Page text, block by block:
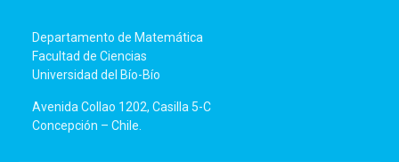
Departamento de Matemática
Facultad de Ciencias
Universidad del Bío-Bío
Avenida Collao 1202, Casilla 5-C
Concepción – Chile.